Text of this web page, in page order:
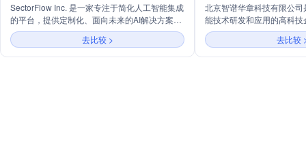
SectorFlow Inc. 是一家专注于简化人工智能集成
的平台，提供定制化、面向未来的AI解决方案，
以提升决策效率和潜力。公司主营业务包括通过
一个平台集成多个大型语言模型（LLMs），实
现数据洞察、安全AI聊天以及提高工作效率。
去比较 >
北京智谱华章科技有限公
能技术研发和应用的高科
的技术实力和创新能力，
言处理、机器学习、大数
决方案。智谱华章科技有
去比较